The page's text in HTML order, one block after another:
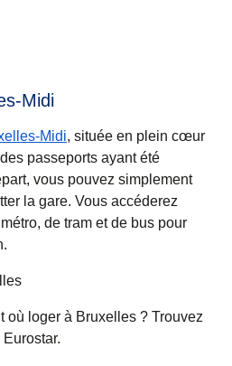
Midi
Midi, située en plein cœur
passeports ayant été
vous pouvez simplement
la gare. Vous accéderez
de tram et de bus pour
où loger à Bruxelles ? Trouvez